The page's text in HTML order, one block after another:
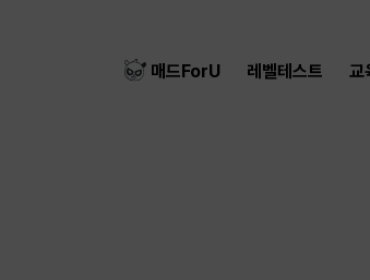
매드ForU 레벨테스트 교